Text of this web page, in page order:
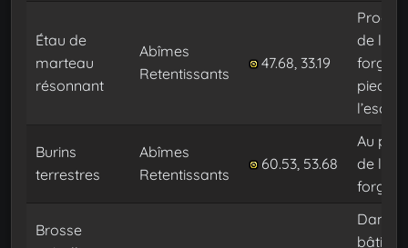
Étau de
marteau
résonnant
Abîmes
Retentissants
47.68, 33.19
Proche
de la
forge,
pied de
Burins
terrestres
Abîmes
Retentissants
60.53, 53.68
Au pied
de la
forge
Brosse
Dans le